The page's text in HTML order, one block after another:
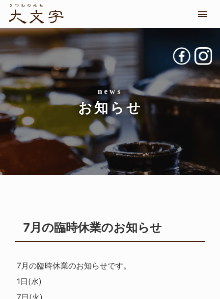
メニ
お知らせ
7月の臨時休業のお知らせ
7月の臨時休業のお知らせです。
1日(水)
7日(火)